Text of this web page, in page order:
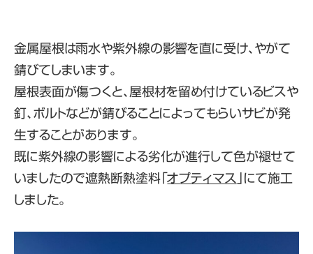
金属屋根は雨水や紫外線の影響を直に受け、やがて
錆びてしまいます。
屋根表面が傷つくと、屋根材を留め付けているビスや
釘、ボルトなどが錆びることによってもらいサビが発
生することがあります。
既に紫外線の影響による劣化が進行して色が褪せて
いましたので遮熱断熱塗料「オプティマス
」にて施工
しました。